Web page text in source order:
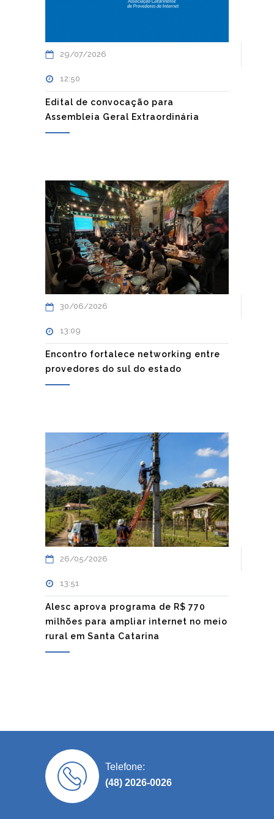
29/07/2026
12:50
Edital de convocação para
Assembleia Geral Extraordinária
30/06/2026
13:09
Encontro fortalece networking entre
provedores do sul do estado
26/05/2026
13:51
Alesc aprova programa de R$ 770
milhões para ampliar internet no meio
rural em Santa Catarina
Telefone:
(48) 2026-0026